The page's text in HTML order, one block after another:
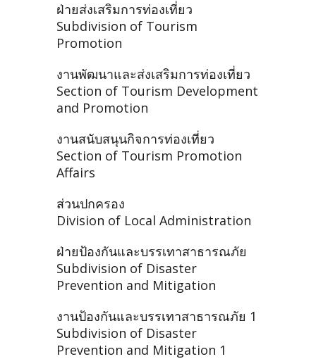
ฝ่ายส่งเสริมการท่องเที่ยว
Subdivision of Tourism
Promotion
งานพัฒนาและส่งเสริมการท่องเที่ยว
Section of Tourism Development
and Promotion
งานสนับสนุนกิจการท่องเที่ยว
Section of Tourism Promotion
Affairs
ส่วนปกครอง
Division of Local Administration
ฝ่ายป้องกันและบรรเทาสาธารณภัย
Subdivision of Disaster
Prevention and Mitigation
งานป้องกันและบรรเทาสาธารณภัย 1
Subdivision of Disaster
Prevention and Mitigation 1